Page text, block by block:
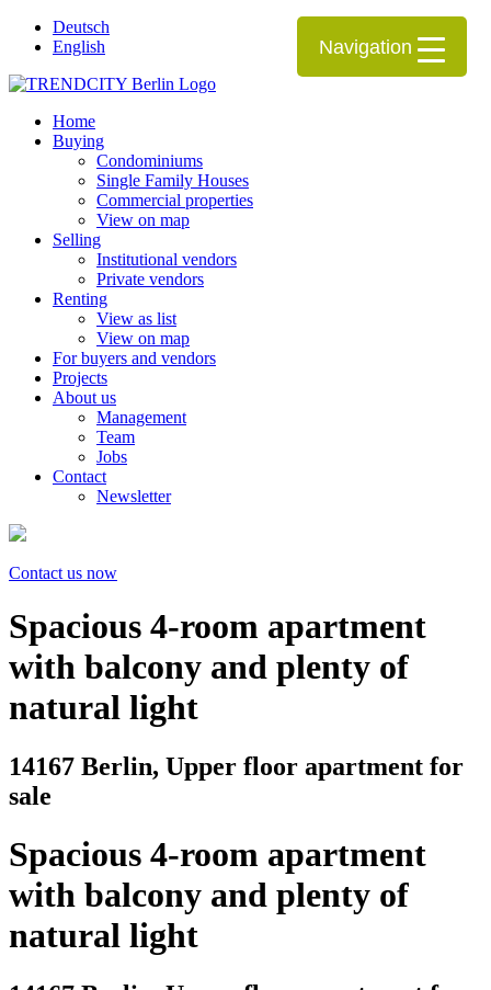
Deutsch
English
Home
Buying
Condominiums
Single Family Houses
Commercial properties
View on map
Selling
Institutional vendors
Private vendors
Renting
View as list
View on map
For buyers and vendors
Projects
About us
Management
Team
Jobs
Contact
Newsletter
Contact us now
Spacious 4-room apartment
with balcony and plenty of
natural light
14167 Berlin, Upper floor apartment for
sale
Spacious 4-room apartment
with balcony and plenty of
natural light
Navigation